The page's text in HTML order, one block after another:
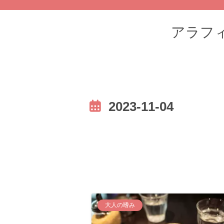
アラフ
2023-11-04
大人の嗜み